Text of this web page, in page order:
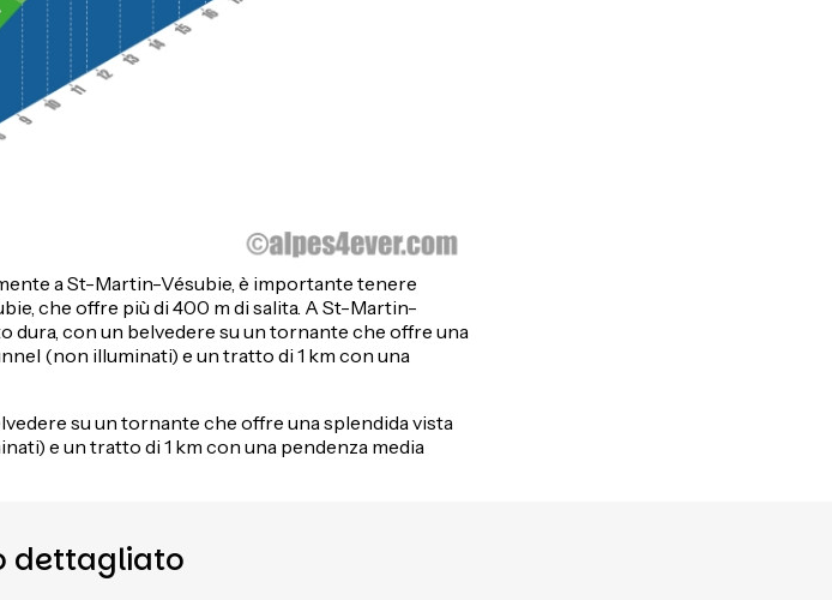
a St-Martin-Vésubie, è importante tenere
che offre più di 400 m di salita. A St-Martin-
dura, con un belvedere su un tornante che offre una
(non illuminati) e un tratto di 1 km con una
su un tornante che offre una splendida vista
e un tratto di 1 km con una pendenza media
dettagliato